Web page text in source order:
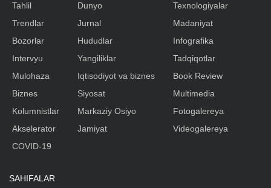
Tahlil
Trendlar
Bozorlar
Intervyu
Mulohaza
Biznes
Kolumnistlar
Akselerator
Dunyo
Jurnal
Hududlar
Yangiliklar
Iqtisodiyot va biznes
Siyosat
Markaziy Osiyo
Jamiyat
Texnologiyalar
Madaniyat
Infografika
Tadqiqotlar
Book Review
Multimedia
Fotogalereya
Videogalereya
COVID-19
SAHIFALAR